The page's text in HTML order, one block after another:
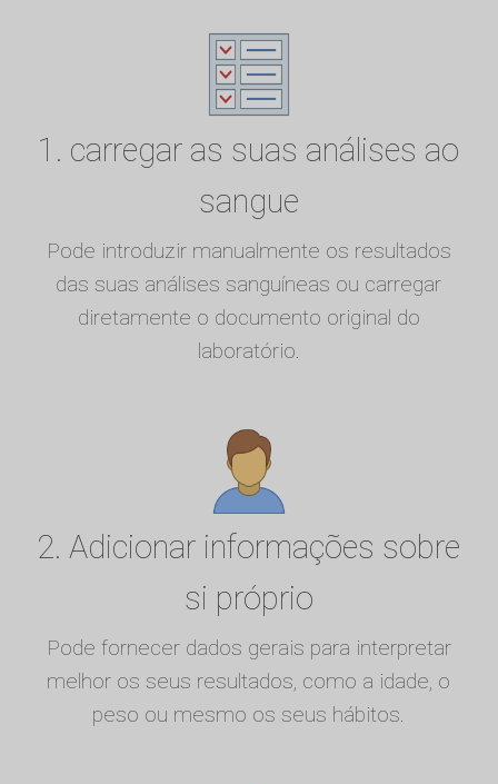
1. carregar as suas análises ao
sangue
Pode introduzir manualmente os resultados
das suas análises sanguíneas ou carregar
diretamente o documento original do
laboratório.
2. Adicionar informações sobre
si próprio
Pode fornecer dados gerais para interpretar
melhor os seus resultados, como a idade, o
peso ou mesmo os seus hábitos.